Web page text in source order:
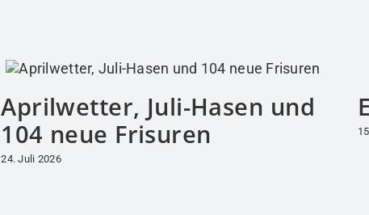
Aprilwetter, Juli-Hasen und
104 neue Frisuren
24. Juli 2026